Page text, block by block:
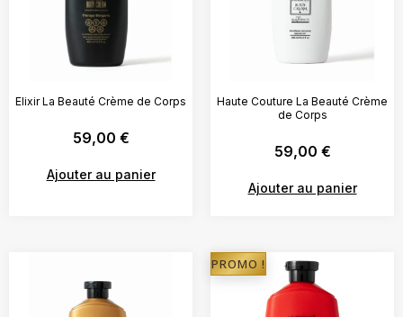
Elixir La Beauté Crème de Corps
59,00 €
Ajouter au panier
Haute Couture La Beauté Crème
de Corps
59,00 €
Ajouter au panier
PROMO !